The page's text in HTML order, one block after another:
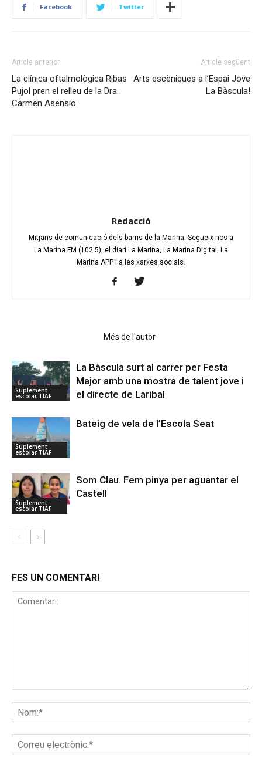
Facebook Twitter
Article anterior
La clínica oftalmològica Ribas
Pujol pren el relleu de la Dra.
Carmen Asensio
Article següent
Arts escèniques a l’Espai Jove
La Bàscula!
Redacció
Mitjans de comunicació dels barris de la Marina. Segueix-nos a
La Marina FM (102.5), el diari La Marina, La Marina Digital, La
Marina APP i a les xarxes socials.
Més de l'autor
Suplement
escolar TIAF
La Bàscula surt al carrer per Festa
Major amb una mostra de talent jove i
el directe de Laribal
Suplement
escolar TIAF
Bateig de vela de l’Escola Seat
Suplement
escolar TIAF
Som Clau. Fem pinya per aguantar el
Castell
FES UN COMENTARI